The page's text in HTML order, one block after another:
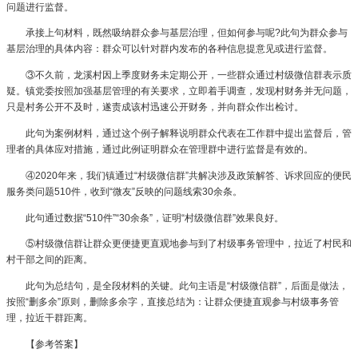
问题进行监督。
承接上句材料，既然吸纳群众参与基层治理，但如何参与呢?此句为群众参与
基层治理的具体内容：群众可以针对群内发布的各种信息提意见或进行监督。
③不久前，龙溪村因上季度财务未定期公开，一些群众通过村级微信群表示质
疑。镇党委按照加强基层管理的有关要求，立即着手调查，发现村财务并无问题，
只是村务公开不及时，遂责成该村迅速公开财务，并向群众作出检讨。
此句为案例材料，通过这个例子解释说明群众代表在工作群中提出监督后，管
理者的具体应对措施，通过此例证明群众在管理群中进行监督是有效的。
④2020年来，我们镇通过“村级微信群”共解决涉及政策解答、诉求回应的便民
服务类问题510件，收到“微友”反映的问题线索30余条。
此句通过数据“510件”“30余条”，证明“村级微信群”效果良好。
⑤村级微信群让群众更便捷更直观地参与到了村级事务管理中，拉近了村民和
村干部之间的距离。
此句为总结句，是全段材料的关键。此句主语是“村级微信群”，后面是做法，
按照“删多余”原则，删除多余字，直接总结为：让群众便捷直观参与村级事务管
理，拉近干群距离。
【参考答案】